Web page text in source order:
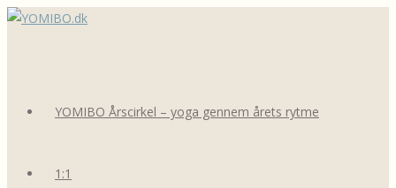
Skip
YOMIBO Årscirkel – yoga gennem årets rytme
1:1